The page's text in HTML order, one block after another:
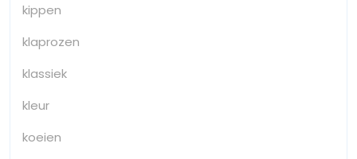
kippen
klaprozen
klassiek
kleur
koeien